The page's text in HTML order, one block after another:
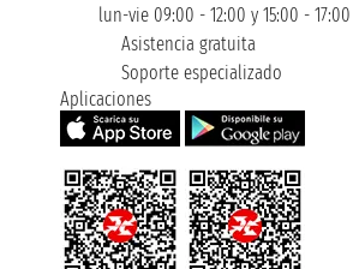
lun-vie 09:00 - 12:00 y 15:00 - 17:00
Asistencia gratuita
Soporte especializado
Aplicaciones